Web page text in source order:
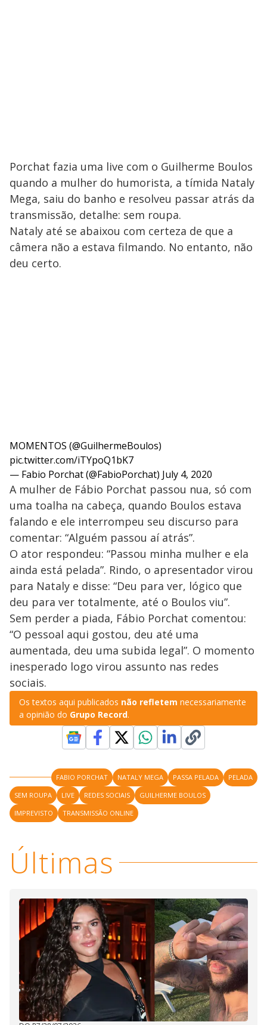
Porchat fazia uma live com o Guilherme Boulos
quando a mulher do humorista, a tímida Nataly
Mega, saiu do banho e resolveu passar atrás da
transmissão, detalhe: sem roupa.
Nataly até se abaixou com certeza de que a
câmera não a estava filmando. No entanto, não
deu certo.
MOMENTOS (@GuilhermeBoulos)
pic.twitter.com/iTYpoQ1bK7
— Fabio Porchat (@FabioPorchat) July 4, 2020
A mulher de Fábio Porchat passou nua, só com
uma toalha na cabeça, quando Boulos estava
falando e ele interrompeu seu discurso para
comentar: “Alguém passou aí atrás”.
O ator respondeu: “Passou minha mulher e ela
ainda está pelada”. Rindo, o apresentador virou
para Nataly e disse: “Deu para ver, lógico que
deu para ver totalmente, até o Boulos viu”.
Sem perder a piada, Fábio Porchat comentou:
“O pessoal aqui gostou, deu até uma
aumentada, deu uma subida legal”. O momento
inesperado logo virou assunto nas redes
sociais.
Os textos aqui publicados não refletem necessariamente
a opinião do Grupo Record.
FABIO PORCHAT NATALY MEGA PASSA PELADA
PELADA
SEM ROUPA
LIVE REDES SOCIAIS
GUILHERME BOULOS
IMPREVISTO
TRANSMISSÃO ONLINE
Últimas